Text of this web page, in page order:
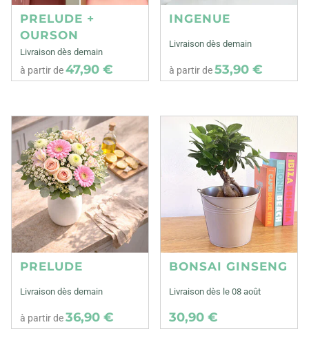
PRELUDE +
OURSON
Livraison dès demain
à partir de47,90 €
INGENUE
Livraison dès demain
à partir de53,90 €
PRELUDE
Livraison dès demain
à partir de36,90 €
BONSAI GINSENG
Livraison dès le 08 août
30,90 €